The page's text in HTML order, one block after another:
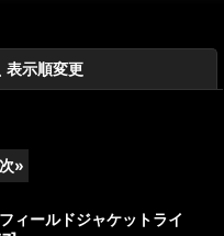
表示順変更
次»
ールドジャケットライ